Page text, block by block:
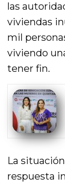
las
viviendas
mil
viviendo
tener fin.
La
respuesta